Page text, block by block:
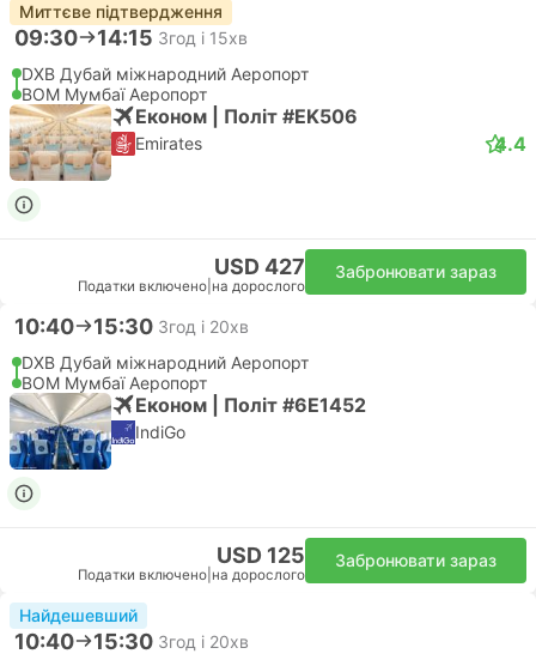
Миттєве підтвердження
09:30 14:15 3год і 15хв
DXB Дубай міжнародний Аеропорт
BOM Мумбаї Аеропорт
Економ | Політ #EK506
Emirates 4.4
USD 427
Податки включено на дорослого
Забронювати зараз
10:40 15:30 3год і 20хв
DXB Дубай міжнародний Аеропорт
BOM Мумбаї Аеропорт
Економ | Політ #6E1452
IndiGo
USD 125
Податки включено на дорослого
Забронювати зараз
Найдешевший
10:40 15:30 3год і 20хв